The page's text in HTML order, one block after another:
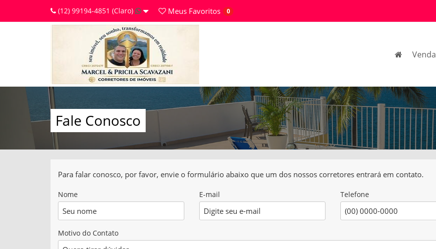
(12) 99194-4851 (Claro) Meus Favoritos 0
Venda
Fale Conosco
Para falar conosco, por favor, envie o formulário abaixo que um dos nossos corretores entrará em contato.
Nome E-mail Telefone
Motivo do Contato